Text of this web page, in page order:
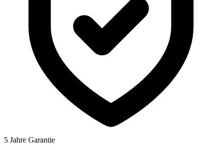
5 Jahre Garantie